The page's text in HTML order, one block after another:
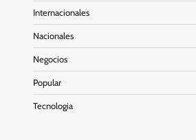
Internacionales
Nacionales
Negocios
Popular
Tecnologia